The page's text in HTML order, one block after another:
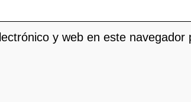
y web en este